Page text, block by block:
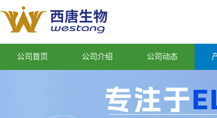
公司首页 公司介绍 公司动态